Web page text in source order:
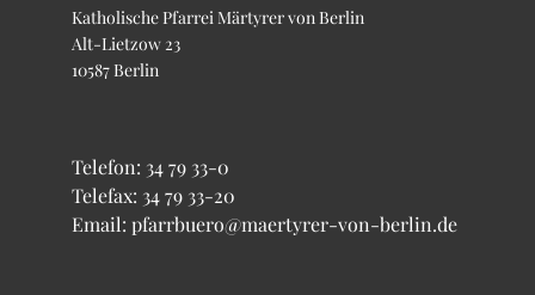
Katholische Pfarrei Märtyrer von Berlin
Alt-Lietzow 23
10587 Berlin
Telefon: 34 79 33-0
Telefax: 34 79 33-20
Email: pfarrbuero@maertyrer-von-berlin.de